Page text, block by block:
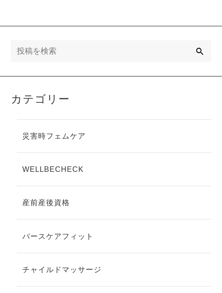
カテゴリー
災害時フェムケア
WELLBECHECK
産前産後資格
バースケアフィット
チャイルドマッサージ